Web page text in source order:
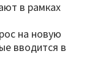
в рамках
на новую
вводится в